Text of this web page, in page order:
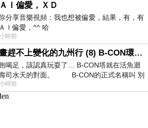
Ｉ偏愛，ＸＤ
分享音樂視頻：我也想被偏愛，結果，有，有
Ｉ偏愛，^^ 哈
時前
計畫趕不上變化的九州行 (8) B-CON環球塔
喝足，該認真玩耍了… B-CON塔就在活魚迴
司水天的對面。 B-CON的正式名稱叫 別
時前